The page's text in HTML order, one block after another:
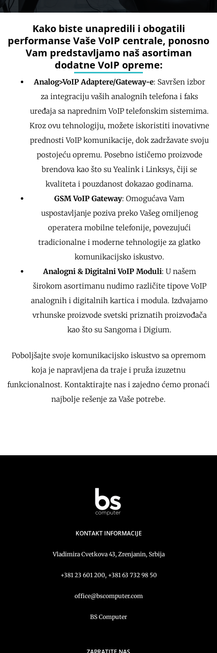
Kako biste unapredili i obogatili
performanse Vaše VoIP centrale, ponosno
Vam predstavljamo naš asortiman
dodatne VoIP opreme:
Analog>VoIP Adaptere/Gateway-e: Savršen izbor
za integraciju vaših analognih telefona i faks
uređaja sa naprednim VoIP telefonskim sistemima.
Kroz ovu tehnologiju, možete iskoristiti inovativne
prednosti VoIP komunikacije, dok zadržavate svoju
postojeću opremu. Posebno ističemo proizvode
brendova kao što su Yealink i Linksys, čiji se
kvaliteta i pouzdanost dokazao godinama.
GSM VoIP Gateway: Omogućava Vam
uspostavljanje poziva preko Vašeg omiljenog
operatera mobilne telefonije, povezujući
tradicionalne i moderne tehnologije za glatko
komunikacijsko iskustvo.
Analogni & Digitalni VoIP Moduli: U našem
širokom asortimanu nudimo različite tipove VoIP
analognih i digitalnih kartica i modula. Izdvajamo
vrhunske proizvode svetski priznatih proizvođača
kao što su Sangoma i Digium.
Poboljšajte svoje komunikacijsko iskustvo sa opremom
koja je napravljena da traje i pruža izuzetnu
funkcionalnost. Kontaktirajte nas i zajedno ćemo pronaći
najbolje rešenje za Vaše potrebe.
KONTAKT INFORMACIJE
Vladimira Cvetkova 43, Zrenjanin, Srbija
+381 23 601 200, +381 63 732 98 50
office@bscomputer.com
BS Computer